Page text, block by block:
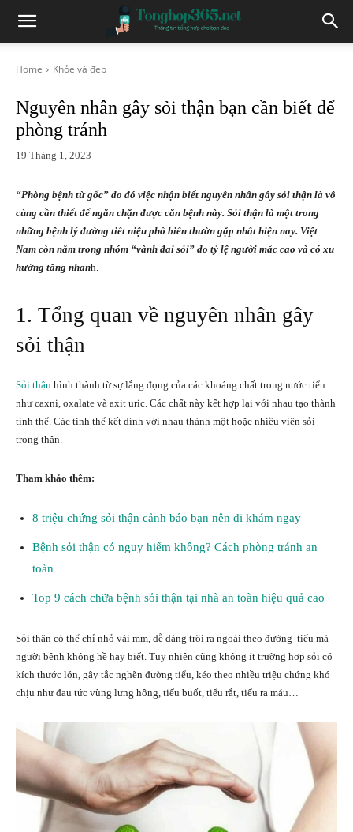
Home Khỏe và đẹp
Nguyên nhân gây sỏi thận bạn cần biết để
phòng tránh
19 Tháng 1, 2023
“Phòng bệnh từ gốc” do đó việc nhận biết nguyên nhân gây sỏi thận là vô
cùng cần thiết để ngăn chặn được căn bệnh này. Sỏi thận là một trong
những bệnh lý đường tiết niệu phổ biến thườn gặp nhất hiện nay. Việt
Nam còn nằm trong nhóm “vành đai sỏi” do tỷ lệ người mắc cao và có xu
hướng tăng nhanh.
1. Tổng quan về nguyên nhân gây
sỏi thận
Sỏi thận hình thành từ sự lắng đọng của các khoáng chất trong nước tiểu
như caxni, oxalate và axit uric. Các chất này kết hợp lại với nhau tạo thành
tinh thể. Các tinh thể kết dính với nhau thành một hoặc nhiều viên sỏi
trong thận.
Tham khảo thêm:
8 triệu chứng sỏi thận cảnh báo bạn nên đi khám ngay
Bệnh sỏi thận có nguy hiểm không? Cách phòng tránh an
toàn
Top 9 cách chữa bệnh sỏi thận tại nhà an toàn hiệu quả cao
Sỏi thận có thể chỉ nhỏ vài mm, dễ dàng trôi ra ngoài theo đường tiểu mà
người bệnh không hề hay biết. Tuy nhiên cũng không ít trường hợp sỏi có
kích thước lớn, gây tắc nghẽn đường tiểu, kéo theo nhiều triệu chứng khó
chịu như đau tức vùng lưng hông, tiểu buốt, tiểu rắt, tiểu ra máu…